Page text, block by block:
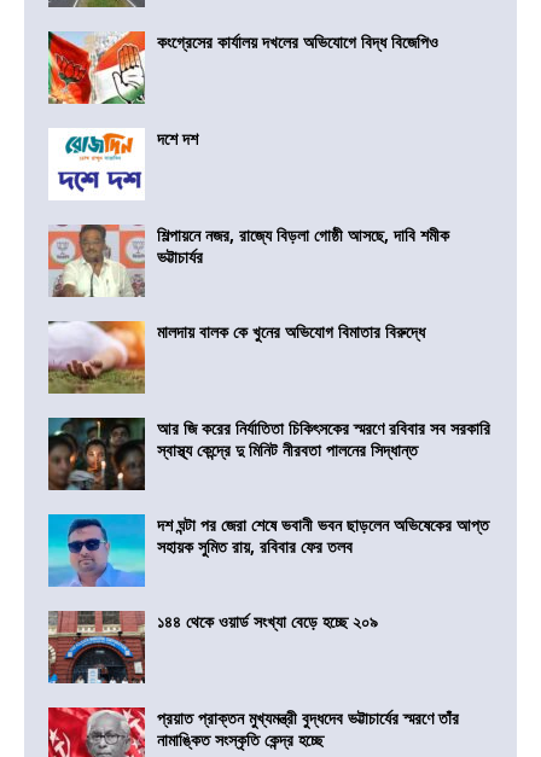
কংগ্রেসের কার্যালয় দখলের অভিযোগে বিদ্ধ বিজেপিও
দশে দশ
শিল্পায়নে নজর, রাজ্যে বিড়লা গোষ্ঠী আসছে, দাবি শমীক
ভট্টাচার্যর
মালদায় বালক কে খুনের অভিযোগ বিমাতার বিরুদ্ধে
আর জি করের নির্যাতিতা চিকিৎসকের স্মরণে রবিবার সব সরকারি
স্বাস্থ্য কেন্দ্রে দু মিনিট নীরবতা পালনের সিদ্ধান্ত
দশ ঘন্টা পর জেরা শেষে ভবানী ভবন ছাড়লেন অভিষেকের আপ্ত
সহায়ক সুমিত রায়, রবিবার ফের তলব
১৪৪ থেকে ওয়ার্ড সংখ্যা বেড়ে হচ্ছে ২০৯
প্রয়াত প্রাক্তন মুখ্যমন্ত্রী বুদ্ধদেব ভট্টাচার্যের স্মরণে তাঁর
নামাঙ্কিত সংস্কৃতি কেন্দ্র হচ্ছে